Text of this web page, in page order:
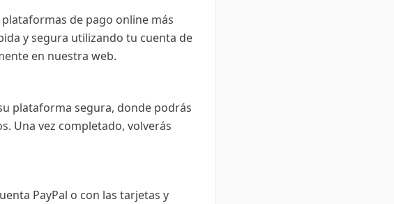
de pago online más
y segura utilizando tu cuenta de
en nuestra web.
plataforma segura, donde podrás
Una vez completado, volverás
PayPal o con las tarjetas y